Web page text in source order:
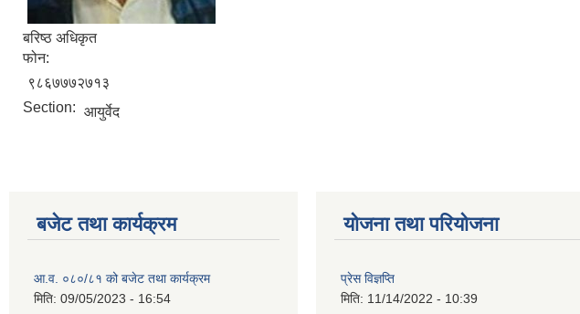
बरिष्ठ अधिकृत
फोन:
९८६७७७२७१३
Section: आयुर्वेद
बजेट तथा कार्यक्रम
आ.व. ०८०/८१ को बजेट तथा कार्यक्रम
मिति: 09/05/2023 - 16:54
योजना तथा परियोजना
प्रेस विज्ञप्ति
मिति: 11/14/2022 - 10:39